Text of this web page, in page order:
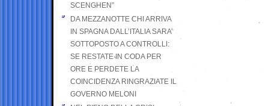
SCENGHEN”
DA MEZZANOTTE CHI ARRIVA
IN SPAGNA DALL’ITALIA SARA’
SOTTOPOSTO A CONTROLLI:
SE RESTATE IN CODA PER
ORE E PERDETE LA
COINCIDENZA RINGRAZIATE IL
GOVERNO MELONI